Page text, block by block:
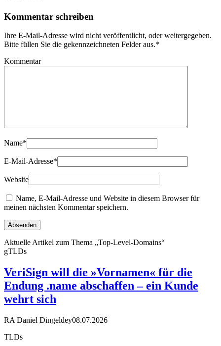
Kommentar schreiben
Ihre E-Mail-Adresse wird nicht veröffentlicht, oder weitergegeben.
Bitte füllen Sie die gekennzeichneten Felder aus.*
Kommentar
Name*
E-Mail-Adresse*
Website
Name, E-Mail-Adresse und Website in diesem Browser für
meinen nächsten Kommentar speichern.
Aktuelle Artikel zum Thema „Top-Level-Domains“
gTLDs
VeriSign will die »Vornamen« für die
Endung .name abschaffen – ein Kunde
wehrt sich
RA Daniel Dingeldey08.07.2026
TLDs